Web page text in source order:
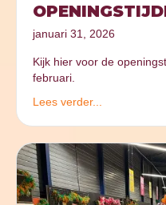
januari 31, 2026
Kijk hier voor de
februari.
Lees verder...